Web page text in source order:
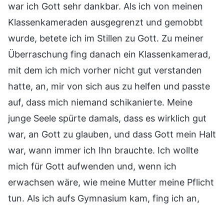
war ich Gott sehr dankbar. Als ich von meinen
Klassenkameraden ausgegrenzt und gemobbt
wurde, betete ich im Stillen zu Gott. Zu meiner
Überraschung fing danach ein Klassenkamerad,
mit dem ich mich vorher nicht gut verstanden
hatte, an, mir von sich aus zu helfen und passte
auf, dass mich niemand schikanierte. Meine
junge Seele spürte damals, dass es wirklich gut
war, an Gott zu glauben, und dass Gott mein Halt
war, wann immer ich Ihn brauchte. Ich wollte
mich für Gott aufwenden und, wenn ich
erwachsen wäre, wie meine Mutter meine Pflicht
tun. Als ich aufs Gymnasium kam, fing ich an,